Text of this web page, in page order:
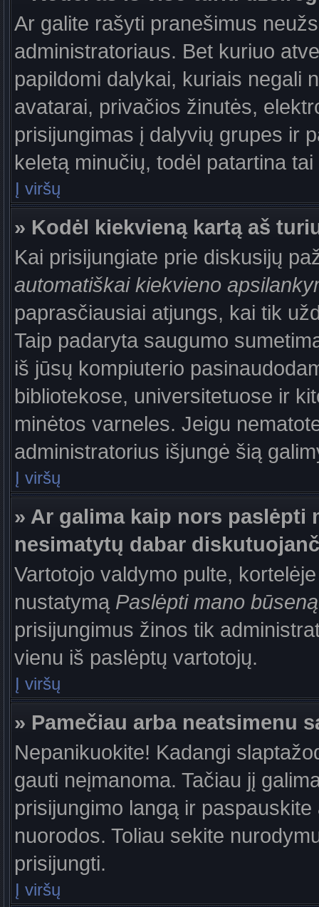
Ar galite rašyti pranešimus
administratoriaus. Bet kuriuo
papildomi dalykai, kuriais negali
avatarai, privačios žinutės,
prisijungimas į dalyvių grupes ir
keletą minučių, todėl patartina
Į viršų
» Kodėl kiekvieną kartą aš
Kai prisijungiate prie diskusijų
automatiškai kiekvieno
paprasčiausiai atjungs, kai tik
Taip padaryta saugumo
iš jūsų kompiuterio
bibliotekose, universitetuose ir
minėtos varneles. Jeigu
administratorius išjungė šią
Į viršų
» Ar galima kaip nors paslėpti
nesimatytų dabar
Vartotojo valdymo pulte,
nustatymą Paslėpti mano būseną
prisijungimus žinos tik
vienu iš paslėptų vartotojų.
Į viršų
» Pamečiau arba neatsimenu
Nepanikuokite! Kadangi
gauti neįmanoma. Tačiau jį
prisijungimo langą ir
nuorodos. Toliau sekite
prisijungti.
Į viršų